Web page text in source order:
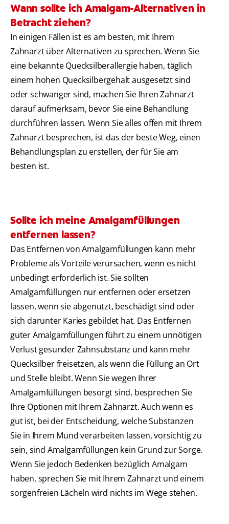
Wann sollte ich Amalgam-Alternativen in
Betracht ziehen?
In einigen Fällen ist es am besten, mit Ihrem
Zahnarzt über Alternativen zu sprechen. Wenn Sie
eine bekannte Quecksilberallergie haben, täglich
einem hohen Quecksilbergehalt ausgesetzt sind
oder schwanger sind, machen Sie Ihren Zahnarzt
darauf aufmerksam, bevor Sie eine Behandlung
durchführen lassen. Wenn Sie alles offen mit Ihrem
Zahnarzt besprechen, ist das der beste Weg, einen
Behandlungsplan zu erstellen, der für Sie am
besten ist.
Sollte ich meine Amalgamfüllungen
entfernen lassen?
Das Entfernen von Amalgamfüllungen kann mehr
Probleme als Vorteile verursachen, wenn es nicht
unbedingt erforderlich ist. Sie sollten
Amalgamfüllungen nur entfernen oder ersetzen
lassen, wenn sie abgenutzt, beschädigt sind oder
sich darunter Karies gebildet hat. Das Entfernen
guter Amalgamfüllungen führt zu einem unnötigen
Verlust gesunder Zahnsubstanz und kann mehr
Quecksilber freisetzen, als wenn die Füllung an Ort
und Stelle bleibt. Wenn Sie wegen Ihrer
Amalgamfüllungen besorgt sind, besprechen Sie
Ihre Optionen mit Ihrem Zahnarzt. Auch wenn es
gut ist, bei der Entscheidung, welche Substanzen
Sie in Ihrem Mund verarbeiten lassen, vorsichtig zu
sein, sind Amalgamfüllungen kein Grund zur Sorge.
Wenn Sie jedoch Bedenken bezüglich Amalgam
haben, sprechen Sie mit Ihrem Zahnarzt und einem
sorgenfreien Lächeln wird nichts im Wege stehen.